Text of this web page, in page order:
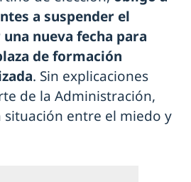
a suspender el
nueva fecha para
de formación
. Sin explicaciones
de la Administración,
entre el miedo y